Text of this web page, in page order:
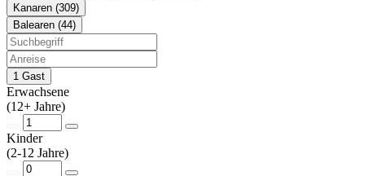
Kanaren (309)
Balearen (44)
1 Gast
Erwachsene
(12+ Jahre)
Kinder
(2-12 Jahre)